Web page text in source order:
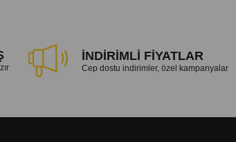
İNDİRİMLİ FİYATLAR
Cep dostu indirimler, özel kampanyalar